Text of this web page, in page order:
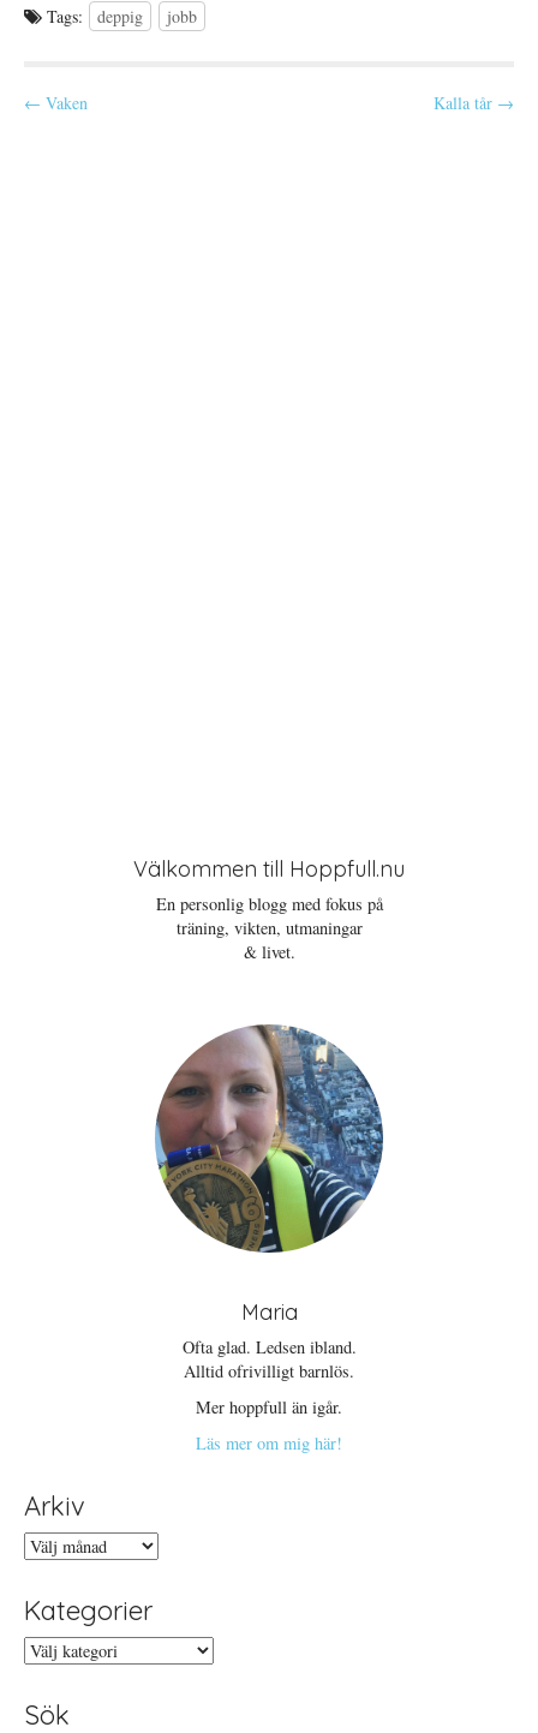
Tags: deppig jobb
P
← Vaken Kalla tår →
Välkommen till Hoppfull.nu
En personlig blogg med fokus på
träning, vikten, utmaningar
& livet.
Maria
Ofta glad. Ledsen ibland.
Alltid ofrivilligt barnlös.
Mer hoppfull än igår.
Läs mer om mig här!
Arkiv
Arkiv
Kategorier
Kategorier
Sök